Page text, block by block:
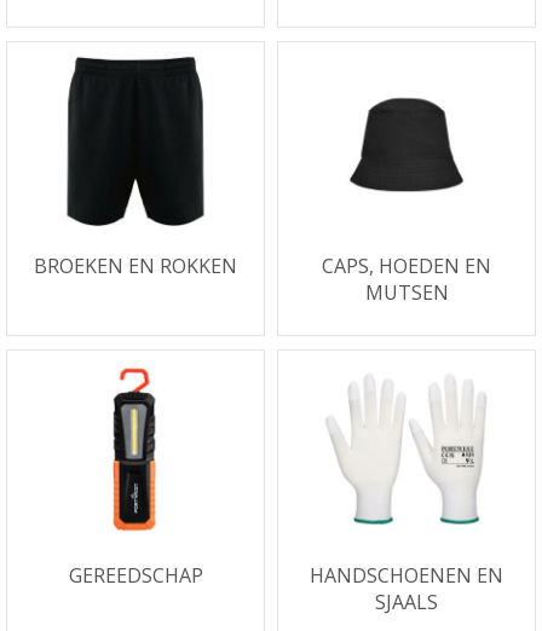
BROEKEN EN ROKKEN
CAPS, HOEDEN EN
MUTSEN
GEREEDSCHAP
HANDSCHOENEN EN
SJAALS